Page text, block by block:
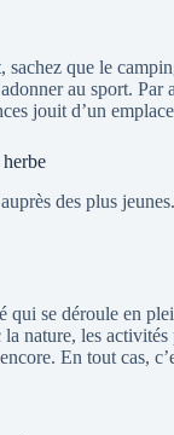
que le
au sport. Par
jouit d’un
des plus
se déroule en
nature, les
En tout cas,